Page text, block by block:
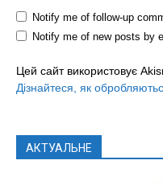
Notify me of follow-up
Notify me of new posts by
Цей сайт використовує
Дізнайтеся, як
АКТУАЛЬНЕ